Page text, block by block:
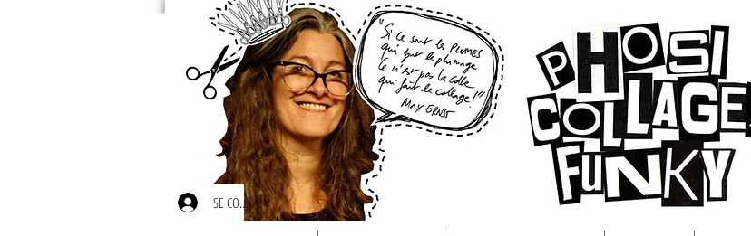
SE CONNECTER